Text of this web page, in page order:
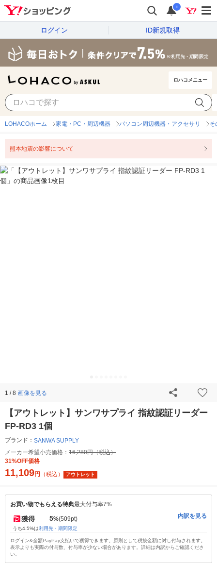
i
ログイン ID新規取得
ロハコメニュー
LOHACOホーム 家電・PC・周辺機器 パソコン周辺機器・アクセサリ そ
熊本地震の影響について
1 / 8 画像を見る
【アウトレット】サンワサプライ 指紋認証リーダー
FP-RD3 1個
ブランド： SANWA SUPPLY
メーカー希望小売価格： 16,280円（税込）
31%OFF価格
11,109円 （税込） アウトレット
お買い物でもらえる特典最大付与率7%
獲得 5%(509pt)
うち4.5%は利用先・期間限定
内訳を見る
ログイン&全額PayPay支払いで獲得できます。原則として税抜金額に対し付与されます。
表示よりも実際の付与数、付与率が少ない場合があります。詳細は内訳からご確認くださ
い。